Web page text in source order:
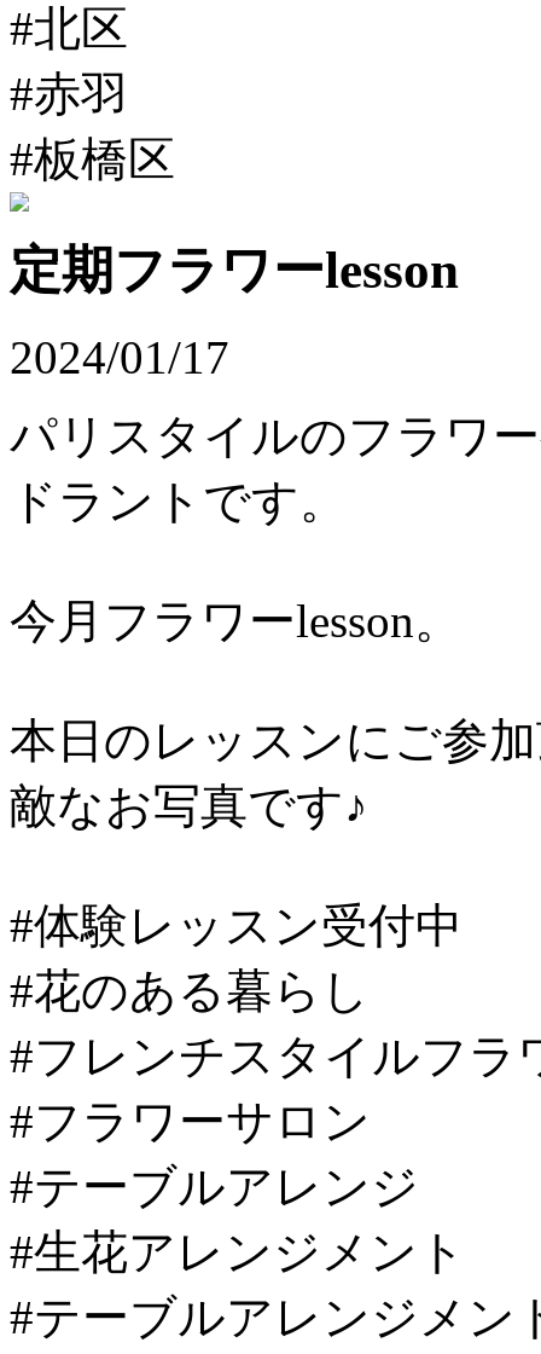
#北区
#赤羽
#板橋区
定期フラワーlesson
2024/01/17
パリスタイルのフラワ
ドラントです。
今月フラワーlesson。
本日のレッスンにご参
敵なお写真です♪
#体験レッスン受付中
#花のある暮らし
#フレンチスタイルフラ
#フラワーサロン
#テーブルアレンジ
#生花アレンジメント
#テーブルアレンジメン